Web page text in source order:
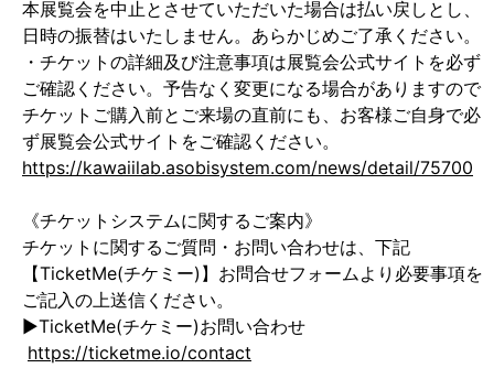
本展覧会を中止とさせていただいた場合は払い戻しとし、
日時の振替はいたしません。あらかじめご了承ください。
・チケットの詳細及び注意事項は展覧会公式サイトを必ず
ご確認ください。予告なく変更になる場合がありますので
チケットご購入前とご来場の直前にも、お客様ご自身で必
ず展覧会公式サイトをご確認ください。
https://kawaiilab.asobisystem.com/news/detail/75700
《チケットシステムに関するご案内》
チケットに関するご質問・お問い合わせは、下記
【TicketMe(チケミー)】お問合せフォームより必要事項を
ご記入の上送信ください。
▶︎TicketMe(チケミー)お問い合わせ
https://ticketme.io/contact